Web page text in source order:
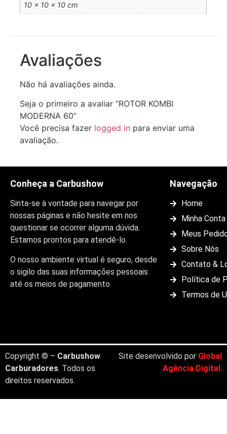
10 × 10 × 10 cm
Avaliações
Não há avaliações ainda.
Seja o primeiro a avaliar “ROTOR KOMBI
MODERNA 60”
Você precisa fazer logged in para enviar uma
avaliação.
Conheça a Carbushow
Sinta-se à vontade para navegar por
nossas páginas e não hesite em nos
questionar se ocorrer alguma dúvida.
Estamos prontos para atendê-lo.
O nosso ambiente virtual é seguro, desde
o sigilo das suas informações pessoais
até os meios de pagamento.
Navegação
Home
Minha Conta
Meus
Sobre Nós
Contato &
Política de
Termos de
Copyright © – Carbushow
Carburadores. Todos os
direitos reservados.
Site desenvolvido por Global
Agência Digital.